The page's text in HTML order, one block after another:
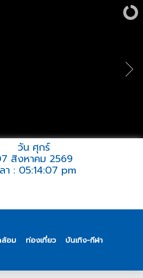
วัน ศุกร์
สิงหาคม 2569
า : 05:14:07 pm
ล้อม ท่องเที่ยว บันเทิง-กีฬา